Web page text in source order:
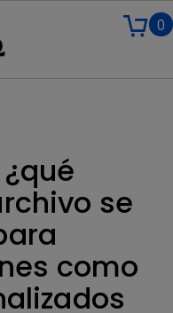
0
se
como